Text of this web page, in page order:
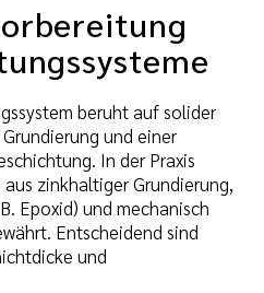
beruht auf solider
und einer
In der Praxis
zinkhaltiger Grundierung,
Epoxid) und mechanisch
Entscheidend sind
und